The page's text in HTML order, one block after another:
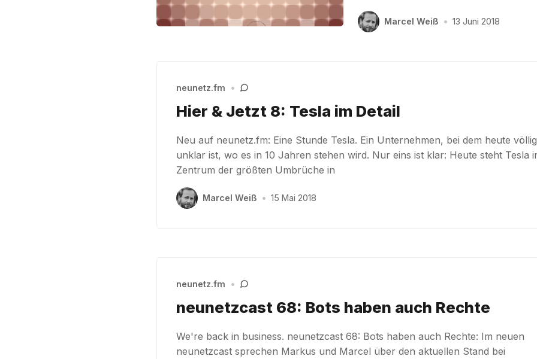
Marcel Weiß • 13 Juni 2018
neunetz.fm •
Hier & Jetzt 8: Tesla im Detail
Neu auf neunetz.fm: Eine Stunde Tesla. Ein Unternehmen, bei dem heute völlig
unklar ist, wo es in 10 Jahren stehen wird. Nur eins ist klar: Heute steht Tesla
Zentrum der größten Umbrüche in
Marcel Weiß • 15 Mai 2018
neunetz.fm •
neunetzcast 68: Bots haben auch Rechte
We're back in business. neunetzcast 68: Bots haben auch Rechte: Im neuen
neunetzcast sprechen Markus und Marcel über den aktuellen Stand bei